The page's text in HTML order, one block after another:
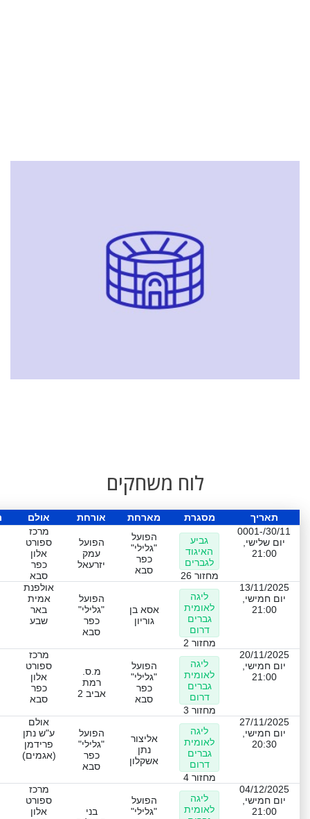
לוח משחקים
תאריך מסגרת מארחת אורחת אולם
30/11/-0001
יום שלישי,
21:00
גביע
האיגוד
לגברים
מחזור 26
הפועל
"גלילי"
כפר
סבא
הפועל
עמק
יזרעאל
מרכז
ספורט
אלון
כפר
סבא
13/11/2025
יום חמישי,
21:00
ליגה
לאומית
גברים
דרום
מחזור 2
אסא בן
גוריון
הפועל
"גלילי"
כפר
סבא
אולפנת
אמית
באר
שבע
20/11/2025
יום חמישי,
21:00
ליגה
לאומית
גברים
דרום
מחזור 3
הפועל
"גלילי"
כפר
סבא
מ.ס.
רמת
אביב 2
מרכז
ספורט
אלון
כפר
סבא
27/11/2025
יום חמישי,
20:30
ליגה
לאומית
גברים
דרום
מחזור 4
אליצור
נתן
אשקלון
הפועל
"גלילי"
כפר
סבא
אולם
ע"ש נתן
פרידמן
(אגמים)
04/12/2025
יום חמישי,
21:00
ליגה
לאומית
הפועל
"גלילי"
בני
מרכז
ספורט
אלון